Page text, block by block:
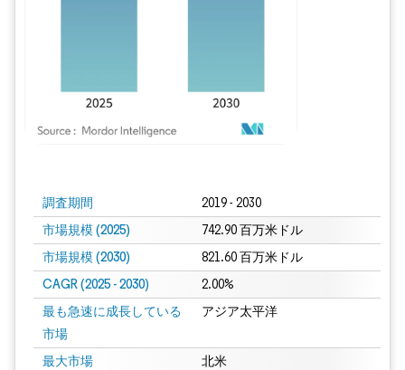
調査期間 2019 - 2030
市場規模 (2025) 742.90 百万米ドル
市場規模 (2030) 821.60 百万米ドル
CAGR (2025 - 2030) 2.00%
最も急速に成長している
市場
アジア太平洋
最大市場 北米